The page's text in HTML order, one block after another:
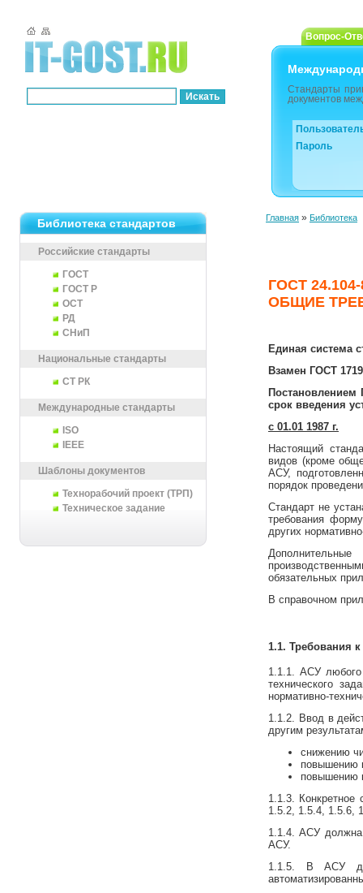
Вопрос-
Стандарты
документов
Пароль
Библиотека стандартов
Российские стандарты
ГОСТ
ГОСТ Р
ОСТ
РД
СНиП
Национальные стандарты
СТ РК
Международные стандарты
ISO
IEEE
Шаблоны документов
Технорабочий проект (ТРП)
Техническое задание
Главная » Библиотека
ГОСТ
ОБЩИЕ
Единая система
Взамен ГОСТ
Постановлением
срок введения
с 01.01 1987 г.
Настоящий
видов (кроме
АСУ,
порядок
Стандарт не
требования
других
обязательных
В справочном
1.1. Требования
1.1.1. АСУ любого
технического
нормативно-
1.1.2. Ввод в
другим
снижению
повышению
повышению
1.1.3.
1.5.2, 1.5.4, 1.5.6,
1.1.4. АСУ должна
АСУ.
1.1.5. В АСУ